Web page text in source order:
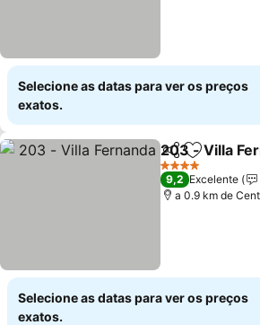
Selecione as datas para ver os preços
exatos.
PartilharAdicionar
203 - Villa
4 Estrelas
9,2 Excelente
a 0.9 km de
Selecione as datas para ver os preços
exatos.